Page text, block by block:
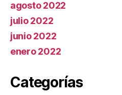
agosto 2022
julio 2022
junio 2022
enero 2022
Categorías